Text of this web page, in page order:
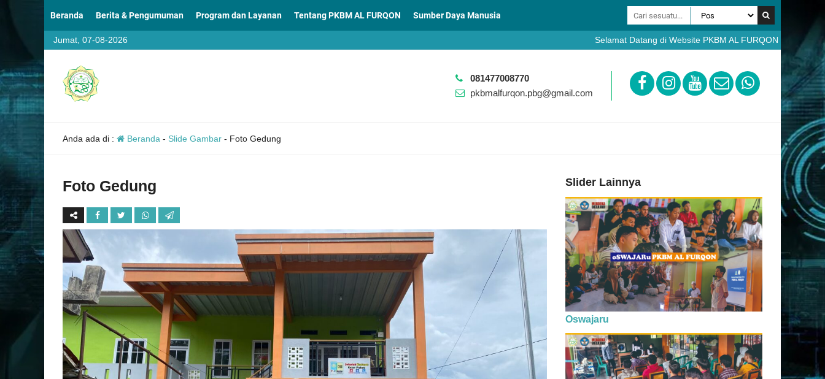
Beranda Berita & Pengumuman Program dan Layanan Tentang PKBM AL FURQON Sumber Daya Manusia
Jumat, 07-08-2026
Selamat Datang di Website PKBM AL FURQON Bobotsari
https://ppdb.pkbmalfurqon.sch.id
081477008770
pkbmalfurqon.pbg@gmail.com
Anda ada di : Beranda - Slide Gambar - Foto Gedung
Foto Gedung Slider Lainnya
Oswajaru